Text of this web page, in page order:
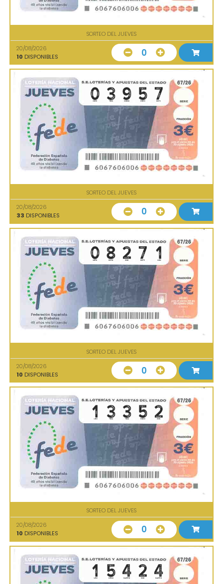
SORTEO DEL JUEVES
20/08/2026
10 DISPONIBLES 0
SORTEO DEL JUEVES
20/08/2026
33 DISPONIBLES 0
SORTEO DEL JUEVES
20/08/2026
10 DISPONIBLES 0
SORTEO DEL JUEVES
20/08/2026
10 DISPONIBLES 0